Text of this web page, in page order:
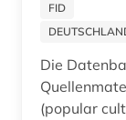
FID
Die
(popular